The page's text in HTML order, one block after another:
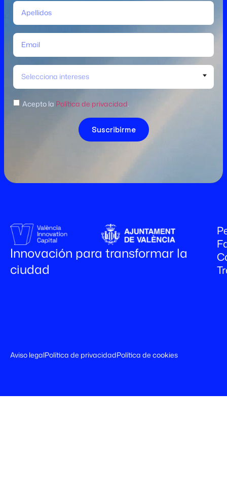
Selecciona intereses
Acepto la Política de privacidad
Suscribirme
Innovación para transformar la
ciudad
Aviso legalPolítica de privacidadPolítica de cookies